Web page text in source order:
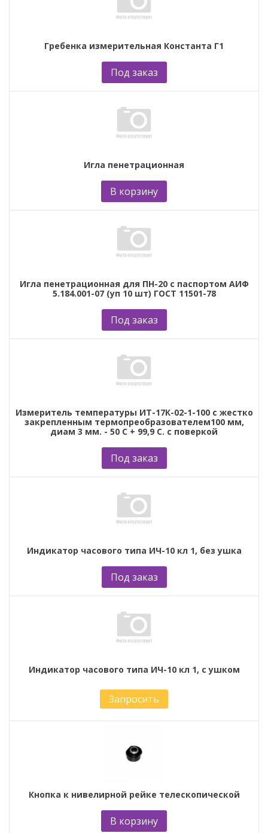
Гребенка измерительная Константа Г1
Под заказ
Игла пенетрационная
В корзину
Игла пенетрационная для ПН-20 с паспортом АИФ
5.184.001-07 (уп 10 шт) ГОСТ 11501-78
Под заказ
Измеритель температуры ИТ-17К-02-1-100 с жестко
закрепленным термопреобразователем100 мм,
диам 3 мм. - 50 С + 99,9 С. с поверкой
Под заказ
Индикатор часового типа ИЧ-10 кл 1, без ушка
Под заказ
Индикатор часового типа ИЧ-10 кл 1, с ушком
Запросить
Кнопка к нивелирной рейке телескопической
В корзину